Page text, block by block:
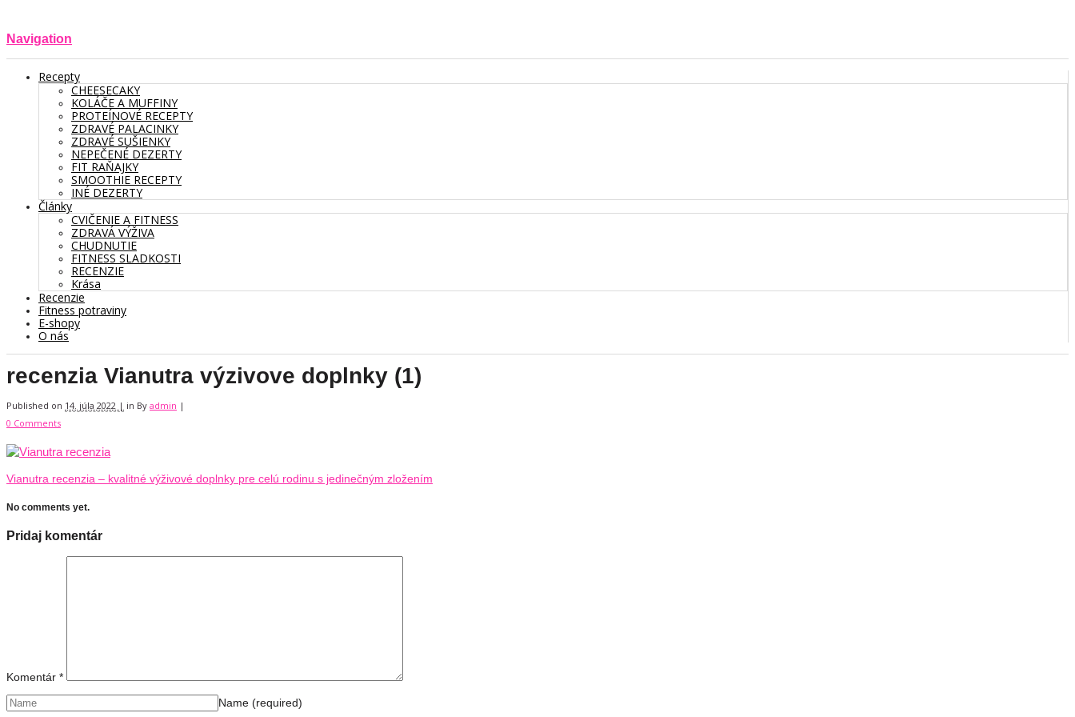
Navigation
Recepty
CHEESECAKY
KOLÁČE A MUFFINY
PROTEÍNOVÉ RECEPTY
ZDRAVÉ PALACINKY
ZDRAVÉ SUŠIENKY
NEPEČENÉ DEZERTY
FIT RAŇAJKY
SMOOTHIE RECEPTY
INÉ DEZERTY
Články
CVIČENIE A FITNESS
ZDRAVÁ VÝŽIVA
CHUDNUTIE
FITNESS SLADKOSTI
RECENZIE
Krása
Recenzie
Fitness potraviny
E-shopy
O nás
recenzia Vianutra výzivove doplnky (1)
Published on 14. júla 2022 | in By admin |
0 Comments
Vianutra recenzia – kvalitné výživové doplnky pre celú rodinu s jedinečným zložením
No comments yet.
Pridaj komentár
Komentár *
Name (required)